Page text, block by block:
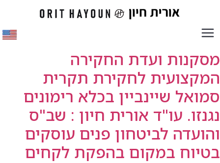
מסקנות ועדת החקירה
המקצועית לחקירת תקרית
סמואל שיינביין בכלא רימונים
נגנזו. עו"ד אורית חיון : שב"ס
והועדה לביטחון פנים עוסקים
בטיוח במקום בהפקת לקחים